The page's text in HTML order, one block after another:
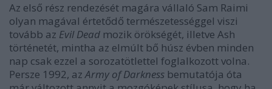
Az első rész rendezését magára vállaló Sam Raimi
olyan magával értetődő természetességgel viszi
tovább az Evil Dead mozik örökségét, illetve Ash
történetét, mintha az elmúlt bő húsz évben minden
nap csak ezzel a sorozatötlettel foglalkozott volna.
Persze 1992, azArmy of Darkness bemutatója óta